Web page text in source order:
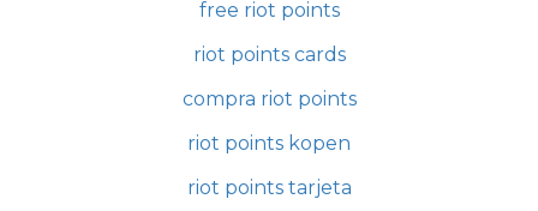
free riot points
riot points cards
compra riot points
riot points kopen
riot points tarjeta